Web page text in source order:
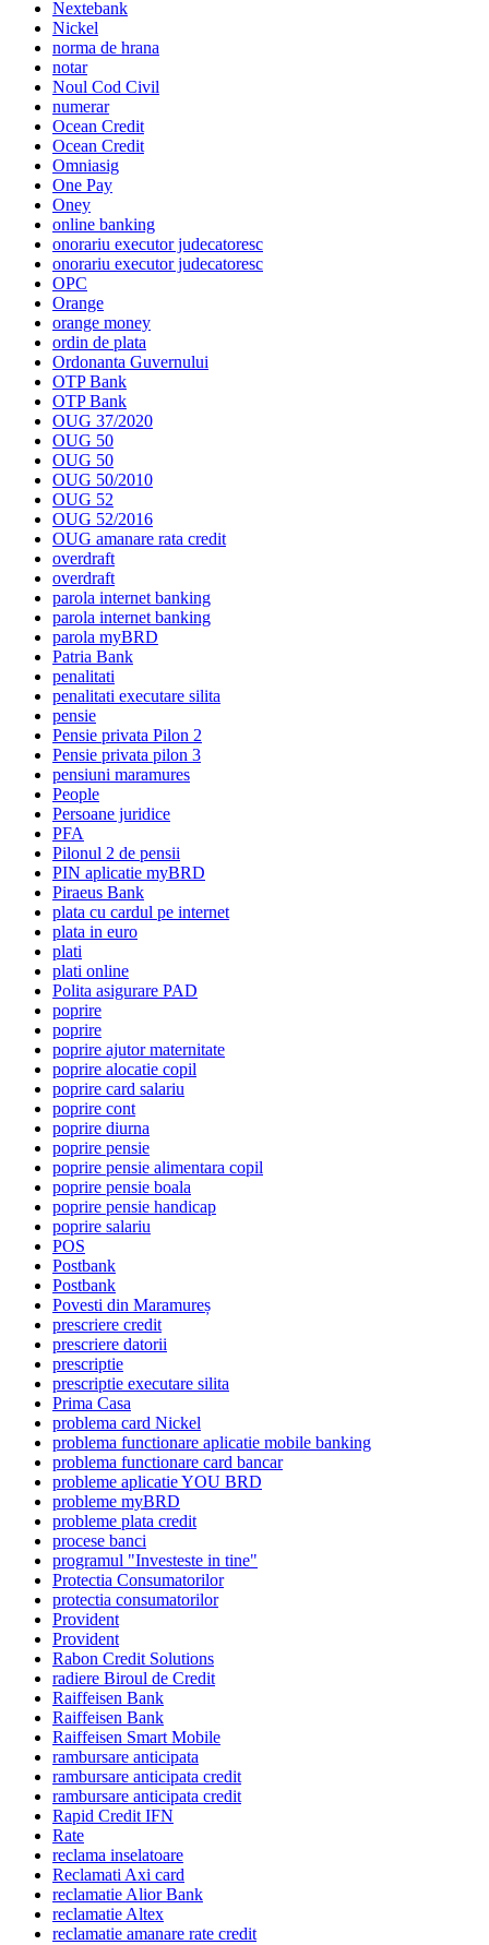
Nextebank
Nickel
norma de hrana
notar
Noul Cod Civil
numerar
Ocean Credit
Ocean Credit
Omniasig
One Pay
Oney
online banking
onorariu executor judecatoresc
onorariu executor judecatoresc
OPC
Orange
orange money
ordin de plata
Ordonanta Guvernului
OTP Bank
OTP Bank
OUG 37/2020
OUG 50
OUG 50
OUG 50/2010
OUG 52
OUG 52/2016
OUG amanare rata credit
overdraft
overdraft
parola internet banking
parola internet banking
parola myBRD
Patria Bank
penalitati
penalitati executare silita
pensie
Pensie privata Pilon 2
Pensie privata pilon 3
pensiuni maramures
People
Persoane juridice
PFA
Pilonul 2 de pensii
PIN aplicatie myBRD
Piraeus Bank
plata cu cardul pe internet
plata in euro
plati
plati online
Polita asigurare PAD
poprire
poprire
poprire ajutor maternitate
poprire alocatie copil
poprire card salariu
poprire cont
poprire diurna
poprire pensie
poprire pensie alimentara copil
poprire pensie boala
poprire pensie handicap
poprire salariu
POS
Postbank
Postbank
Povesti din Maramureș
prescriere credit
prescriere datorii
prescriptie
prescriptie executare silita
Prima Casa
problema card Nickel
problema functionare aplicatie mobile banking
problema functionare card bancar
probleme aplicatie YOU BRD
probleme myBRD
probleme plata credit
procese banci
programul "Investeste in tine"
Protectia Consumatorilor
protectia consumatorilor
Provident
Provident
Rabon Credit Solutions
radiere Biroul de Credit
Raiffeisen Bank
Raiffeisen Bank
Raiffeisen Smart Mobile
rambursare anticipata
rambursare anticipata credit
rambursare anticipata credit
Rapid Credit IFN
Rate
reclama inselatoare
Reclamati Axi card
reclamatie Alior Bank
reclamatie Altex
reclamatie amanare rate credit